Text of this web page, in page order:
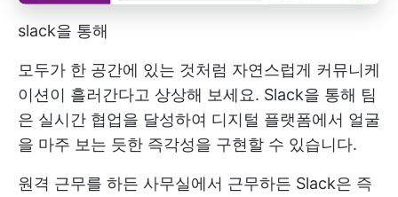
slack을 통해
모두가 한 공간에 있는 것처럼 자연스럽게 커뮤니케
이션이 흘러간다고 상상해 보세요. Slack을 통해 팀
은 실시간 협업을 달성하여 디지털 플랫폼에서 얼굴
을 마주 보는 듯한 즉각성을 구현할 수 있습니다.
원격 근무를 하든 사무실에서 근무하든 Slack은 즉